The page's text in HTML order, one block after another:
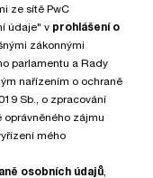
ze sítě PwC
údaje" v prohlášení o
zákonnými
parlamentu a Rady
nařízením o ochraně
Sb., o zpracování
zájmu
mého
osobních údajů,